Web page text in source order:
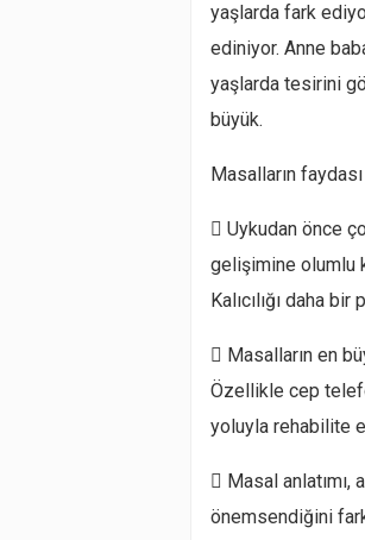
yaşlarda fark
ediniyor. Anne
yaşlarda tesirini
büyük.
Masalların
 Uykudan önce
gelişimine olumlu
Kalıcılığı daha bir
 Masalların en
Özellikle cep
yoluyla rehabilite
 Masal
önemsendiğini